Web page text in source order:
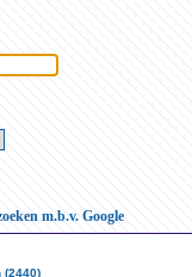
m.b.v. Google
(2440)